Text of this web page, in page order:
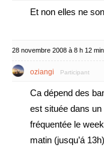
Et non elles ne
28 novembre 2008 à 8 h 12 min
oziangi Participant
Ca dépend des
est située dans
fréquentée le
matin (jusqu’á